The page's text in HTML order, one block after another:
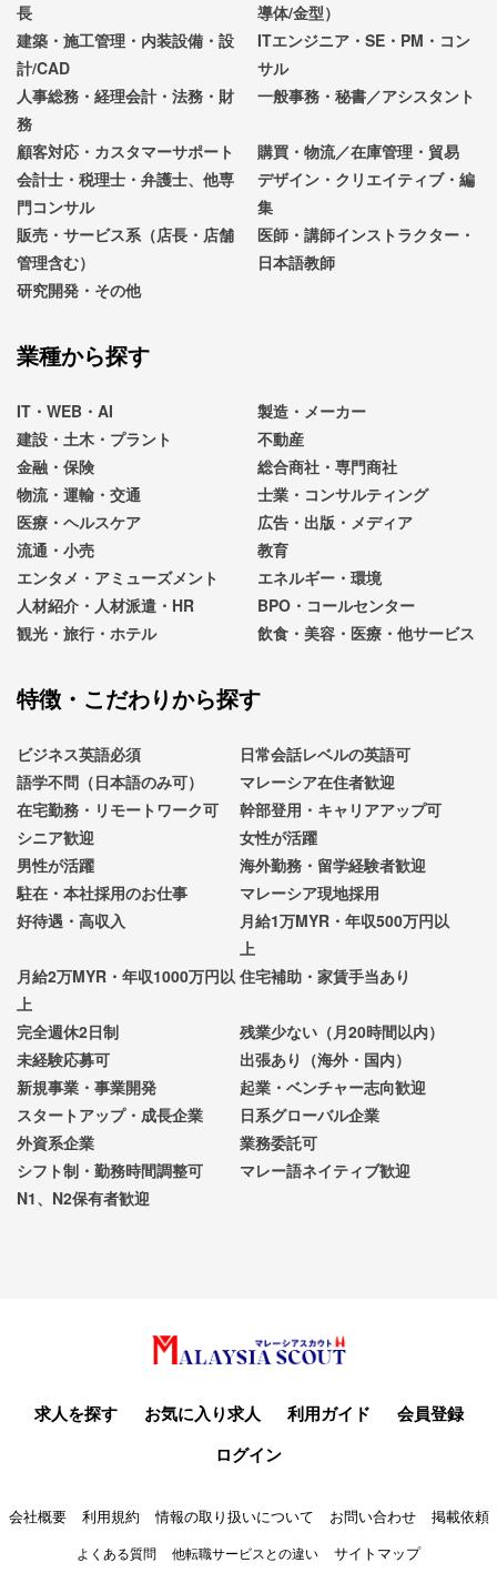
長
導体/金型）
建築・施工管理・内装設備・設
計/CAD
ITエンジニア・SE・PM・コン
サル
人事総務・経理会計・法務・財
務
一般事務・秘書／アシスタント
顧客対応・カスタマーサポート
購買・物流／在庫管理・貿易
会計士・税理士・弁護士、他専
門コンサル
デザイン・クリエイティブ・編
集
販売・サービス系（店長・店舗
管理含む）
医師・講師インストラクター・
日本語教師
研究開発・その他
業種から探す
IT・WEB・AI
製造・メーカー
建設・土木・プラント
不動産
金融・保険
総合商社・専門商社
物流・運輸・交通
士業・コンサルティング
医療・ヘルスケア
広告・出版・メディア
流通・小売
教育
エンタメ・アミューズメント
エネルギー・環境
人材紹介・人材派遣・HR
BPO・コールセンター
観光・旅行・ホテル
飲食・美容・医療・他サービス
特徴・こだわりから探す
ビジネス英語必須
日常会話レベルの英語可
語学不問（日本語のみ可）
マレーシア在住者歓迎
在宅勤務・リモートワーク可
幹部登用・キャリアアップ可
シニア歓迎
女性が活躍
男性が活躍
海外勤務・留学経験者歓迎
駐在・本社採用のお仕事
マレーシア現地採用
好待遇・高収入
月給1万MYR・年収500万円以
上
月給2万MYR・年収1000万円以
上
住宅補助・家賃手当あり
完全週休2日制
残業少ない（月20時間以内）
未経験応募可
出張あり（海外・国内）
新規事業・事業開発
起業・ベンチャー志向歓迎
スタートアップ・成長企業
日系グローバル企業
外資系企業
業務委託可
シフト制・勤務時間調整可
マレー語ネイティブ歓迎
N1、N2保有者歓迎
求人を探す お気に入り求人 利用ガイド
会員登録
ログイン
会社概要 利用規約 情報の取り扱いについて お問い合わせ 掲載依頼
よくある質問 他転職サービスとの違い サイトマップ